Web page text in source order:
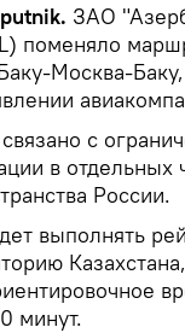
ЗАО
поменяло
Москва-
с
в отдельных
России.
выполнять
минут.